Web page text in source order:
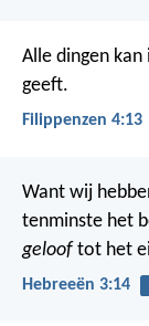
Alle dingen
geeft.
Filippenzen 4:13
Want wij
tenminste het
geloof tot het
Hebreeën 3:14